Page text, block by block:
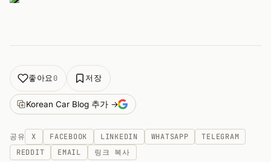
좋아요0 저장
Korean Car Blog 추가 →
공유 X FACEBOOK LINKEDIN WHATSAPP
TELEGRAM
REDDIT
EMAIL 링크 복사